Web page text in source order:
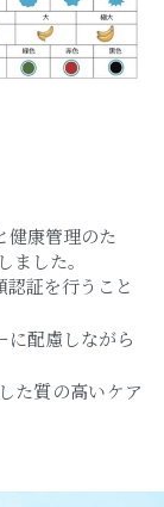
健康管理のた
した。
認証を行うこと
に配慮しながら
た質の高いケア